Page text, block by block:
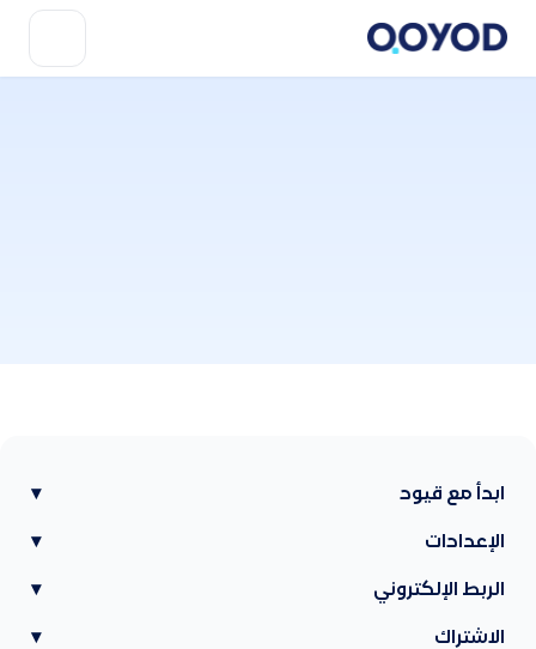
ابدأ مع قيود ▾
الإعدادات ▾
الربط الإلكتروني ▾
الاشتراك ▾